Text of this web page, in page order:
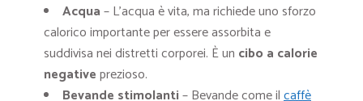
Acqua– L’acqua è vita, ma richiede uno sforzo
calorico importante per essere assorbita e
suddivisa nei distretti corporei. È un cibo a calorie
negativeprezioso.
Bevande stimolanti– Bevande come ilcaffè